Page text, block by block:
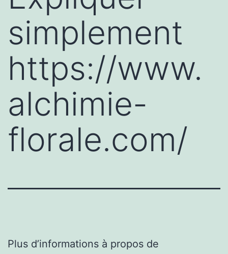
simplement
https://www.
alchimie-
florale.com/
Plus d’informations à propos de